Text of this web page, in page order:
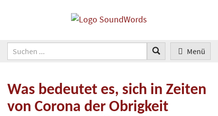
Menü
Was bedeutet es, sich in Zeiten
von Corona der Obrigkeit